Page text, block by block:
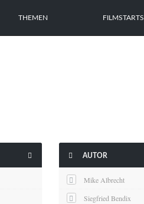
THEMEN FILMSTARTS
  AUTOR
Mike Albrecht
Siegfried Bendix